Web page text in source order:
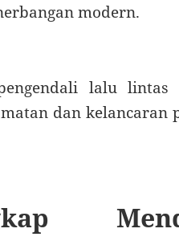
modern.
lalu lintas
dan kelancaran